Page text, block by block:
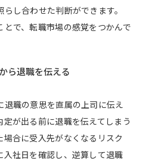
し合わせた判断ができます。
で、転職市場の感覚をつかんで
ら退職を伝える
職の意思を直属の上司に伝え
が出る前に退職を伝えてしまう
合に受入先がなくなるリスク
社日を確認し、逆算して退職